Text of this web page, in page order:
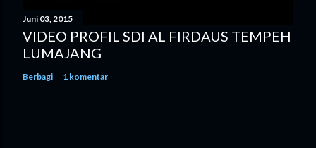
Juni 03, 2015
VIDEO PROFIL SDI AL FIRDAUS TEMPEH
LUMAJANG
Berbagi 1 komentar